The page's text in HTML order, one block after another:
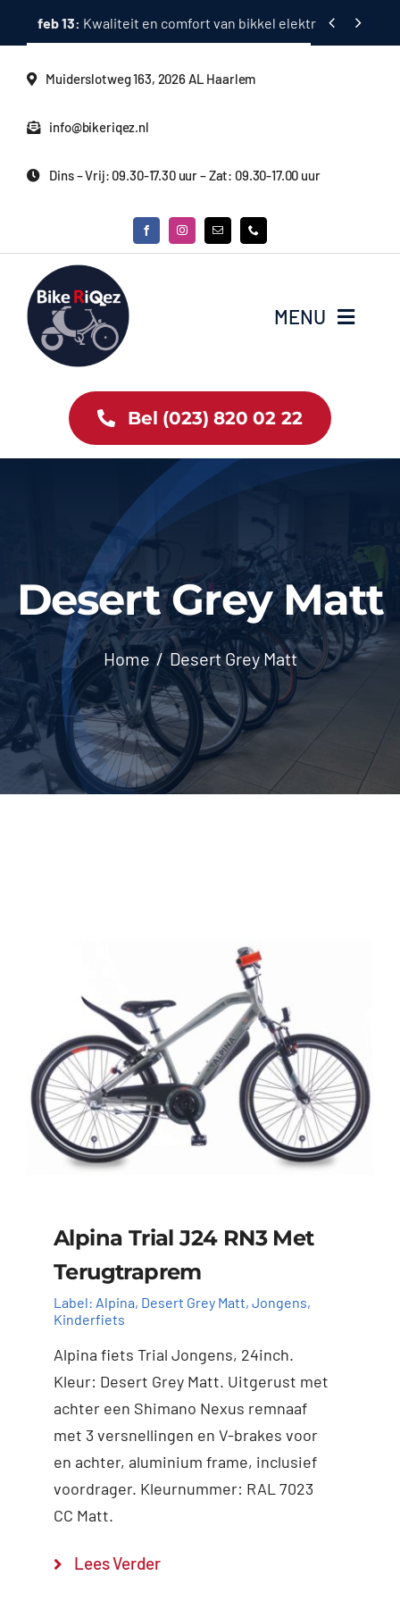
naar
feb 13: Kwaliteit en comfort van bikkel elektrische fietsen
 
Muiderslotweg 163, 2026 AL Haarlem
info@bikeriqez.nl
Dins – Vrij: 09.30-17.30 uur – Zat: 09.30-17.00 uur
MENU
Tweewielers
Bike News
Contact
Bel (023) 820 02 22
Desert Grey Matt
Home Desert Grey Matt
winkelwagen
Alpina Trial J24 RN3 Met
Terugtraprem
Label: Alpina, Desert Grey Matt, Jongens,
Kinderfiets
Alpina fiets Trial Jongens, 24inch.
Kleur: Desert Grey Matt. Uitgerust met
achter een Shimano Nexus remnaaf
met 3 versnellingen en V-brakes voor
en achter, aluminium frame, inclusief
voordrager. Kleurnummer: RAL 7023
CC Matt.
Lees Verder